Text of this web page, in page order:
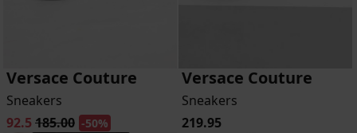
Versace Couture
Sneakers
92.5 185.00 -50%
Versace Couture
Sneakers
219.95